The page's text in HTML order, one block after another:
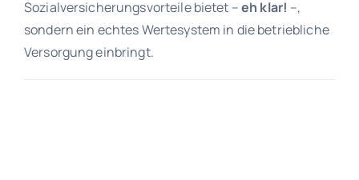
Sozialversicherungsvorteile bietet –eh klar! –,
sondern ein echtes Wertesystem in die betriebliche
Versorgung einbringt.